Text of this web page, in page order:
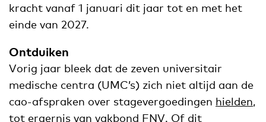
kracht vanaf 1 januari dit jaar tot en met het
einde van 2027.
Ontduiken
Vorig jaar bleek dat de zeven universitair
medische centra (UMC’s) zich niet altijd aan de
cao-afspraken over stagevergoedingen hielden,
tot ergernis van vakbond FNV. Of dit